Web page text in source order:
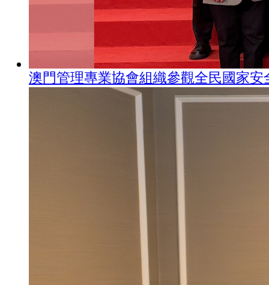
澳門管理專業協會組織參觀全民國家安